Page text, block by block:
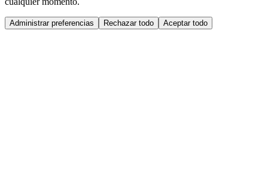
Administrar preferencias Rechazar todo Aceptar todo